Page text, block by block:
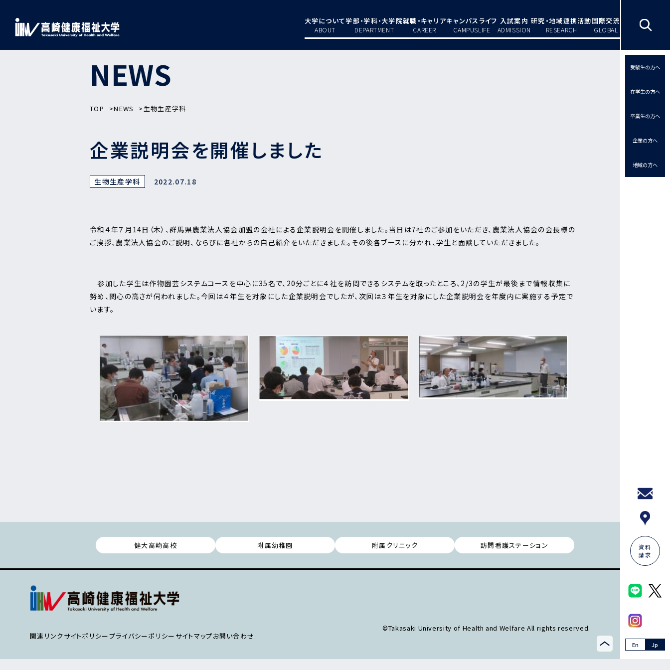
大学について
ABOUT
学部・学科・大学院
DEPARTMENT
就職・キャリア
CAREER
キャンパスライフ
CAMPUSLIFE
入試案内
ADMISSION
研究・地域連携活動
RESEARCH
国際交流
GLOBAL
受験生の方へ
在学生の方へ
卒業生の方へ
企業の方へ
地域の方へ
資料
請求
En Jp
NEWS
TOP NEWS 生物生産学科
企業説明会を開催しました
生物生産学科 2022.07.18
令和４年７月14日（木）、群馬県農業法人協会加盟の会社による企業説明会を開催しました。当日は7社のご参加をいただき、農業法人協会の会長様の
ご挨拶、農業法人協会のご説明、ならびに各社からの自己紹介をいただきました。その後各ブースに分かれ、学生と面談していただきました。
参加した学生は作物園芸システムコースを中心に35名で、20分ごとに４社を訪問できるシステムを取ったところ、2/3の学生が最後まで情報収集に
努め、関心の高さが伺われました。今回は４年生を対象にした企業説明会でしたが、次回は３年生を対象にした企業説明会を年度内に実施する予定で
います。
健大高崎高校 附属幼稚園 附属クリニック 訪問看護ステーション
関連リンクサイトポリシープライバシーポリシー サイトマップお問い合わせ
©Takasaki University of Health and Welfare All rights reserved.